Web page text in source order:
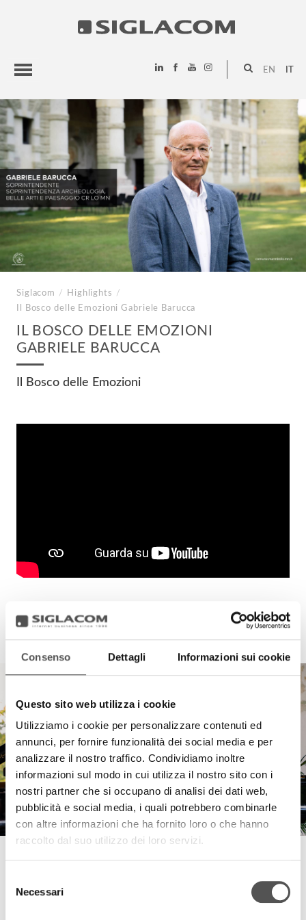
Consenso Dettagli Informazioni sui cookie
Questo sito web utilizza i cookie
Utilizziamo i cookie per personalizzare contenuti ed
annunci, per fornire funzionalità dei social media e per
analizzare il nostro traffico. Condividiamo inoltre
informazioni sul modo in cui utilizza il nostro sito con i
nostri partner che si occupano di analisi dei dati web,
pubblicità e social media, i quali potrebbero combinarle
con altre informazioni che ha fornito loro o che hanno
raccolto dal suo utilizzo dei loro servizi.
delNecessari
EN
HIGHLIGHTS
PROGETTI
SIGLACOM
Siglacom / Highlights
/
Il Bosco delle Emozioni Gabriele Barucca
IL BOSCO DELLE EMOZIONI
GABRIELE BARUCCA
Il Bosco delle Emozioni